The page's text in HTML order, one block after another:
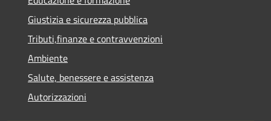
Giustizia e sicurezza pubblica
Tributi,finanze e contravvenzioni
Ambiente
Salute, benessere e assistenza
Autorizzazioni